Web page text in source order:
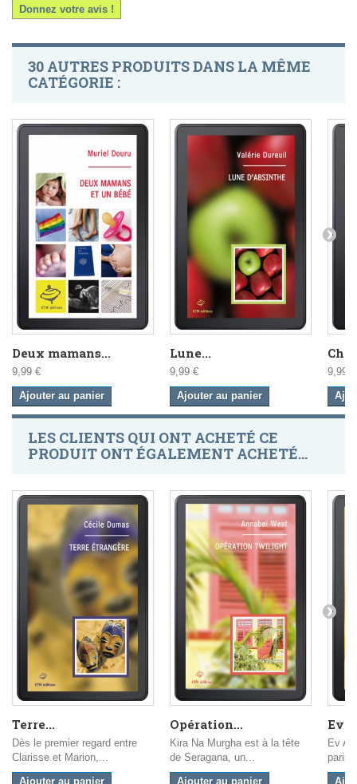
Donnez votre avis !
30 AUTRES PRODUITS DANS LA MÊME
CATÉGORIE :
Deux mamans...
9,99 €
Ajouter au panier
Lune...
9,99 €
Ajouter au panier
9,99 €
LES CLIENTS QUI ONT ACHETÉ CE
PRODUIT ONT ÉGALEMENT ACHETÉ...
Terre...
Dès le premier regard entre
Clarisse et Marion,...
Ajouter au panier
Opération...
Kira Na Murgha est à la tête
de Seragana, un...
Ajouter au panier
Ev
Ev